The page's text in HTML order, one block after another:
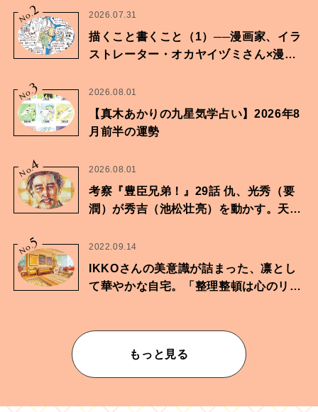
No.2 2026.07.31
描くこと書くこと（1）──漫画家、イラ
ストレーター・オカヤイヅミさん×漫画
No.
3 2026.08.01
【真木あかりの九星気学占い】2026年8
月前半の運勢
No.
4 2026.08.01
考察『豊臣兄弟！』29話 仇、光秀（要
潤）が秀吉（池松壮亮）を動かす。天下
No.
5 2022.09.14
IKKOさんの美意識が詰まった、凛とし
て華やかな自宅。「整理整頓は心のリズ
もっと見る